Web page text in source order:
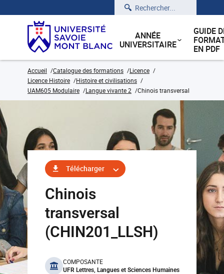
Rechercher
ANNÉE
UNIVERSITAIRE
GUIDE
EN PDF
Accueil Catalogue des formations
Licence
Licence Histoire
Histoire et civilisations
UAM605 Modulaire
Langue vivante 2 Chinois transversal
Télécharger
Chinois
transversal
(CHIN201_LLSH)
benefits
COMPOSANTE
UFR Lettres, Langues et Sciences Humaines